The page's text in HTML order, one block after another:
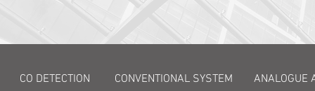
CO DETECTION CONVENTIONAL SYSTEM ANALOGUE